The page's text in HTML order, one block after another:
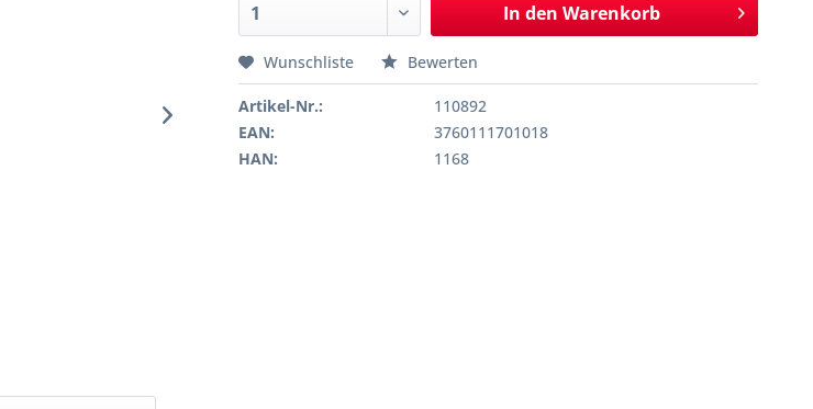
In den Warenkorb
Wunschliste Bewerten
Artikel-Nr.:
110892
EAN:
3760111701018
HAN:
1168